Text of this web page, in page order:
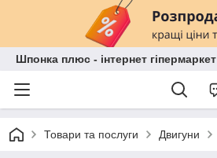
Шпонка плюс - інтернет гіпермаркет
Товари та послуги Двигуни